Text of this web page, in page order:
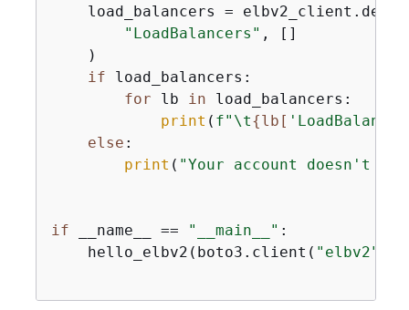
load_balancers =
"LoadBalancers" , []
    )
if load_balancers:
for lb in load_balancers:
print ( f"\t{lb[
else :
print ( "Your account doesn't
if __name__ == "__main__" :
    hello_elbv2(boto3.client(
"elbv2"